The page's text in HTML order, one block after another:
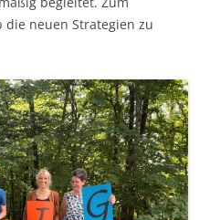
neuen Strategien zu